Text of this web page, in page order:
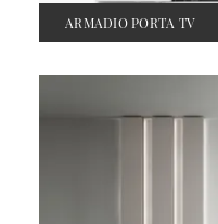
ARMADIO PORTA TV